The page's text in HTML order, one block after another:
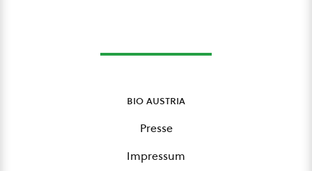
bio austria
Presse
Impressum